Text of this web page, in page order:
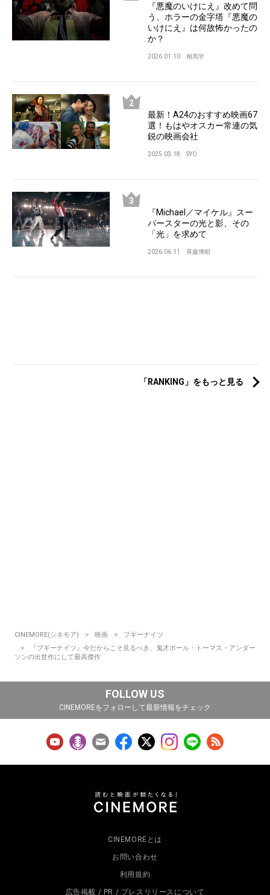
『悪魔のいけにえ』改めて問
う、ホラーの金字塔『悪魔の
いけにえ』は何故怖かったの
か？
2026.01.10 相馬学
最新！A24のおすすめ映画67
選！もはやオスカー常連の気
鋭の映画会社
2025.03.18 SYO
『Michael／マイケル』スー
パースターの光と影、その
「光」を求めて
2026.06.11 斉藤博昭
「RANKING」をもっと見る
CINEMORE(シネモア) 映画
ブギーナイツ
『ブギーナイツ』今だからこそ見るべき、鬼才ポール・トーマス・アンダー
ソンの出世作にして最高傑作
FOLLOW US
CINEMOREをフォローして最新情報をチェック
CINEMOREとは
お問い合わせ
利用規約
広告掲載 / PR / プレスリリースについて